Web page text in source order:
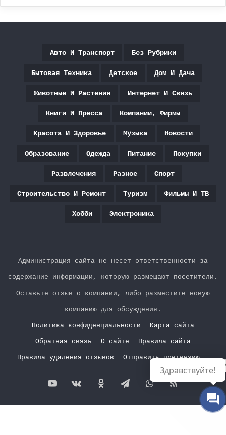
Авто И Транспорт Без Рубрики
Бытовая Техника Детское Дом И Дача
Животные И Растения Интернет И Связь
Книги И Пресса Компании, Фирмы
Красота И Здоровье Музыка Новости
Образование Одежда Питание Покупки
Развлечения Разное Спорт
Строительство И Ремонт Туризм Фильмы И ТВ
Хобби Электроника
Администрация сайта не несет ответственности за
содержание информации, которую размещают посетители.
Оставьте отзыв о компании, либо разместите новую
компанию для обсуждения.
Политика конфиденциальности Карта сайта
Обратная связь О сайте Правила сайта
Правила удаления отзывов
Отправить претензию
YouTubevk.comОдноклассники
TelegramWhatsApp
RSS
Здравствуйте!